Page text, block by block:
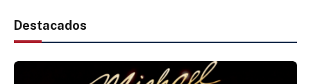
Destacados